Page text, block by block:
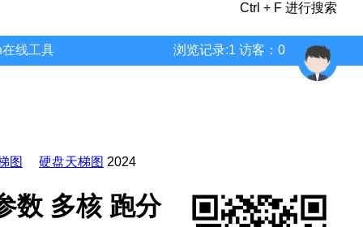
Ctrl + F 进行搜索
线工具 浏览记录:1 访客：0
图 硬盘天梯图 2024
数 多核 跑分